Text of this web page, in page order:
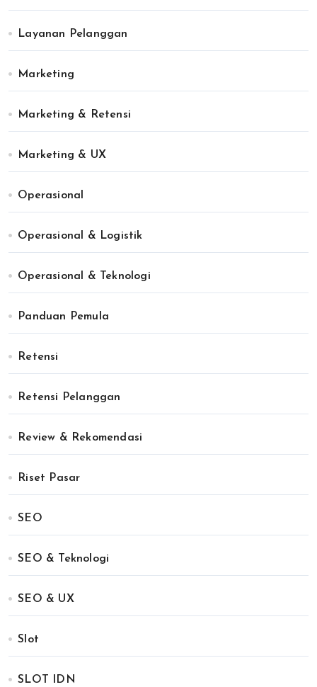
Layanan Pelanggan
Marketing
Marketing & Retensi
Marketing & UX
Operasional
Operasional & Logistik
Operasional & Teknologi
Panduan Pemula
Retensi
Retensi Pelanggan
Review & Rekomendasi
Riset Pasar
SEO
SEO & Teknologi
SEO & UX
Slot
SLOT IDN